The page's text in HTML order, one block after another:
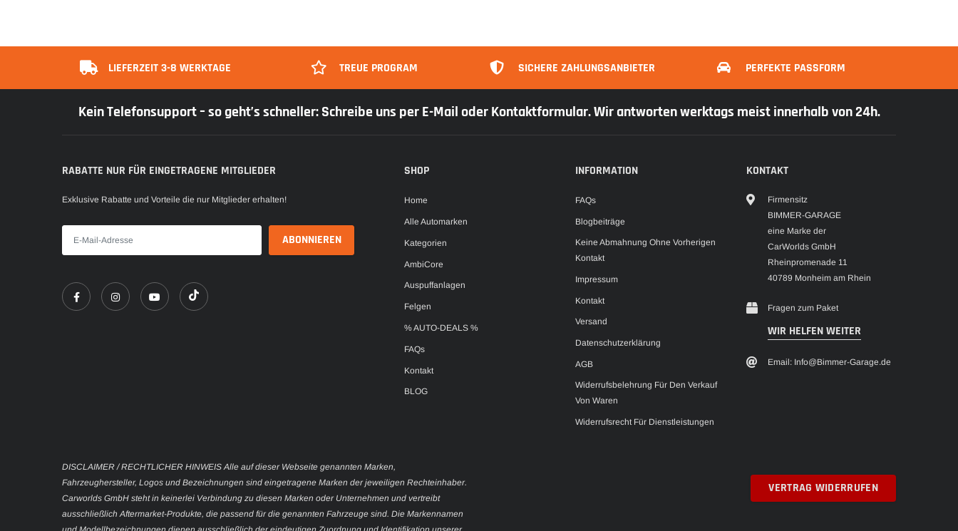
LIEFERZEIT 3-8 WERKTAGE TREUE PROGRAM SICHERE ZAHLUNGSANBIETER PERFEKTE PASSFORM
Kein Telefonsupport – so geht’s schneller: Schreibe uns per E-Mail oder Kontaktformular. Wir antworten werktags meist innerhalb von 24h.
RABATTE NUR FÜR EINGETRAGENE MITGLIEDER
Exklusive Rabatte und Vorteile die nur Mitglieder erhalten!
SHOP
Home
Alle Automarken
Kategorien
AmbiCore
Auspuffanlagen
Felgen
% AUTO-DEALS %
FAQs
Kontakt
BLOG
INFORMATION
FAQs
Blogbeiträge
Keine Abmahnung Ohne Vorherigen
Kontakt
Impressum
Kontakt
Versand
Datenschutzerklärung
AGB
Widerrufsbelehrung Für Den Verkauf
Von Waren
Widerrufsrecht Für Dienstleistungen
KONTAKT
Firmensitz
BIMMER-GARAGE
eine Marke der
CarWorlds GmbH
Rheinpromenade 11
40789 Monheim am Rhein
Fragen zum Paket
WIR HELFEN WEITER
Email: Info@Bimmer-Garage.de
DISCLAIMER / RECHTLICHER HINWEIS Alle auf dieser Webseite genannten Marken,
Fahrzeughersteller, Logos und Bezeichnungen sind eingetragene Marken der jeweiligen Rechteinhaber.
Carworlds GmbH steht in keinerlei Verbindung zu diesen Marken oder Unternehmen und vertreibt
ausschließlich Aftermarket-Produkte, die passend für die genannten Fahrzeuge sind. Die Markennamen
VERTRAG WIDERRUFEN